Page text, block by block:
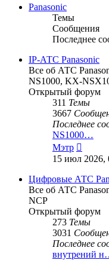
Panasonic
Темы
Сообщения
Последнее
IP-АТС Panasonic
Все об АТС
NS1000, KX-
Открытый форум
311 Темы
3667
Последнее
NS1000…
Мэтр
к
15 июл 2026,
Цифровые АТС
Все об АТС
NCP
Открытый форум
273 Темы
3031
Последнее
внутрений